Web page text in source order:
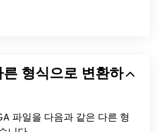
형식으로 변환하